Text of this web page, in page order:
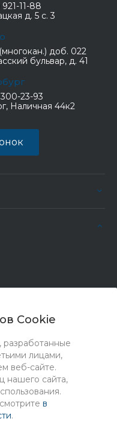
Cookie
лицами,
веб-сайте.
нашего сайта,
в
.
11-88
д. 5 с. 3
доб. 022
бульвар, д. 41
23-93
Наличная 44к2